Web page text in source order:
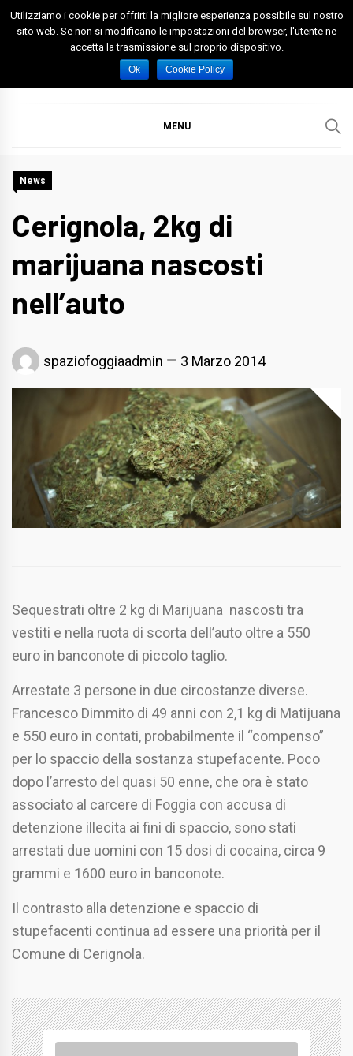
Skip
Spazio Foggia
Foggia News Calcio Eventi e Attività nella Capitanata
MENU
News
Cerignola, 2kg di
marijuana nascosti
nell’auto
spaziofoggiaadmin 3 Marzo 2014
Sequestrati oltre 2 kg di Marijuana nascosti tra
vestiti e nella ruota di scorta dell’auto oltre a 550
euro in banconote di piccolo taglio.
Arrestate 3 persone in due circostanze diverse.
Francesco Dimmito di 49 anni con 2,1 kg di Matijuana
e 550 euro in contati, probabilmente il “compenso”
per lo spaccio della sostanza stupefacente. Poco
dopo l’arresto del quasi 50 enne, che ora è stato
associato al carcere di Foggia con accusa di
detenzione illecita ai fini di spaccio, sono stati
arrestati due uomini con 15 dosi di cocaina, circa 9
grammi e 1600 euro in banconote.
Il contrasto alla detenzione e spaccio di
stupefacenti continua ad essere una priorità per il
Comune di Cerignola.
Utilizziamo i cookie per offrirti la migliore esperienza possibile sul nostro
sito web. Se non si modificano le impostazioni del browser, l'utente ne
accetta la trasmissione sul proprio dispositivo.
Ok Cookie Policy